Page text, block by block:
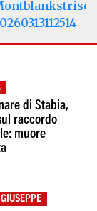
di Stabia,
raccordo
muore